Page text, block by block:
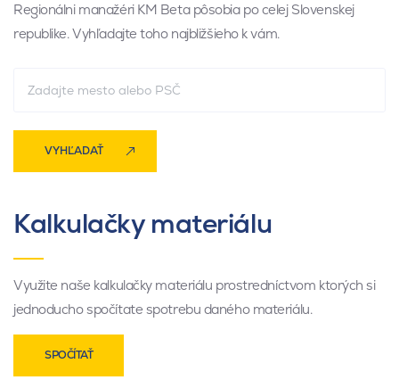
Regionálni manažéri KM Beta pôsobia po celej Slovenskej
republike. Vyhľadajte toho najbližšieho k vám.
VYHĽADAŤ
Kalkulačky materiálu
Využite naše kalkulačky materiálu prostredníctvom ktorých si
jednoducho spočítate spotrebu daného materiálu.
SPOČÍTAŤ